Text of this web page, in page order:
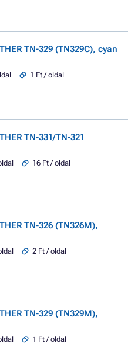
TN-329 (TN329C), cyan
1 Ft / oldal
TN-331/TN-321
16 Ft / oldal
TN-326 (TN326M),
2 Ft / oldal
TN-329 (TN329M),
1 Ft / oldal